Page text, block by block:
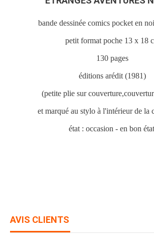
bande dessinée comics pocket en
petit format poche 13 x 18
130 pages
éditions arédit (1981)
(petite plie sur
et marqué au stylo à l'intérieur de la
état : occasion - en bon
AVIS CLIENTS